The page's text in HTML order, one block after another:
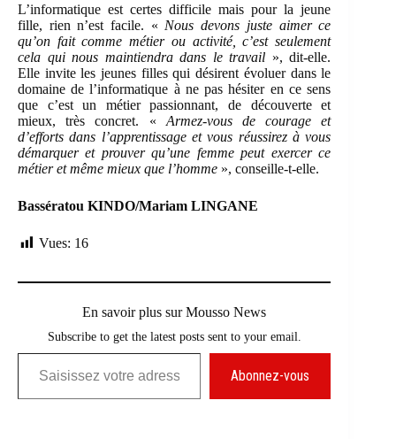
L’informatique est certes difficile mais pour la jeune
fille, rien n’est facile. « Nous devons juste aimer ce
qu’on fait comme métier ou activité, c’est seulement
cela qui nous maintiendra dans le travail », dit-elle.
Elle invite les jeunes filles qui désirent évoluer dans le
domaine de l’informatique à ne pas hésiter en ce sens
que c’est un métier passionnant, de découverte et
mieux, très concret. « Armez-vous de courage et
d’efforts dans l’apprentissage et vous réussirez à vous
démarquer et prouver qu’une femme peut exercer ce
métier et même mieux que l’homme », conseille-t-elle.
Bassératou KINDO/Mariam LINGANE
Vues: 16
En savoir plus sur Mousso News
Subscribe to get the latest posts sent to your email.
Saisissez votre adresse e-mail…
Abonnez-vous